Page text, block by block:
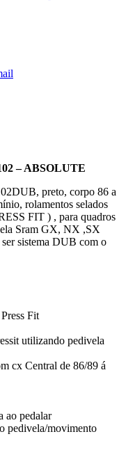
– ABSOLUTE
preto, corpo 86 a
rolamentos selados
FIT ) , para quadros
Sram GX, NX ,SX
sistema DUB com o
Fit
utilizando pedivela
cx Central de 86/89 á
ao pedalar
pedivela/movimento